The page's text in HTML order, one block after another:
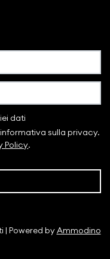
dati
sulla privacy.
Policy.
| Powered byAmmodino